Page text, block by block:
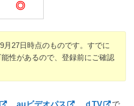
◎
月27日時点のものです。すでに
性があるので、登録前にご確認